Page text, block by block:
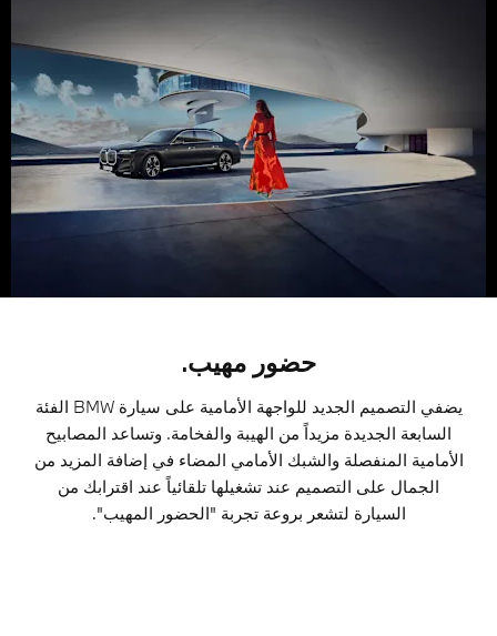
حضور مهيب.
يضفي التصميم الجديد للواجهة الأمامية على سيارة BMW الفئة
السابعة الجديدة مزيداً من الهيبة والفخامة. وتساعد المصابيح
الأمامية المنفصلة والشبك الأمامي المضاء في إضافة المزيد من
الجمال على التصميم عند تشغيلها تلقائياً عند اقترابك من
السيارة لتشعر بروعة تجربة "الحضور المهيب".